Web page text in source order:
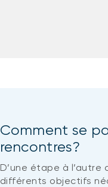
Comment se
rencontres?
D’une étape à l’autre
différents objectifs